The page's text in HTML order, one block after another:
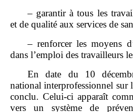
– garantir à tous les
et de qualité aux services de
– renforcer les moyens
dans l’emploi des travailleurs
En date du 10
national interprofessionnel sur
conclu. Celui‑ci apparaît
vers un système de